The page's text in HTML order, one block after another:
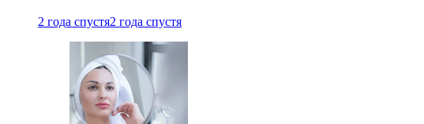
2 года спустя2 года спустя